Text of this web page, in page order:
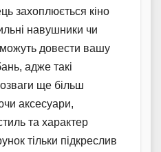
захоплюється кіно
навушники чи
довести вашу
адже такі
ще більш
аксесуари,
та характер
тільки підкреслив